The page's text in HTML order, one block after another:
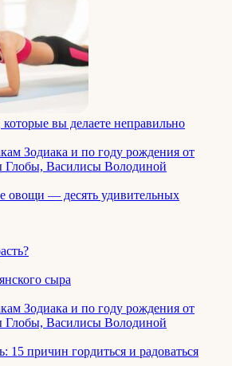
вы делаете неправильно
Зодиака и по году рождения от
Глобы, Василисы Володиной
овощи — десять удивительных
сыра
Зодиака и по году рождения от
Глобы, Василисы Володиной
15 причин гордиться и радоваться